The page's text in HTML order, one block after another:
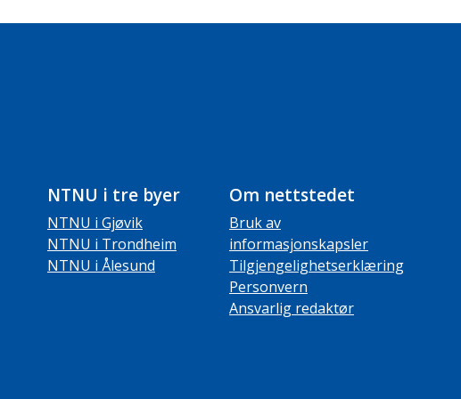
NTNU i tre byer
NTNU i Gjøvik
NTNU i Trondheim
NTNU i Ålesund
Om nettstedet
Bruk av
informasjonskapsler
Tilgjengelighetserklæring
Personvern
Ansvarlig redaktør